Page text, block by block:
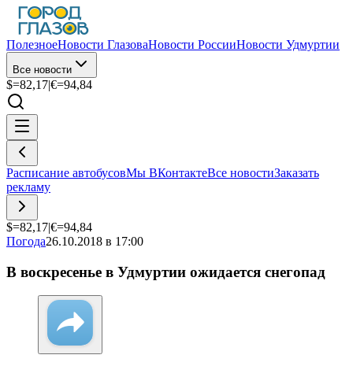
ПолезноеНовости ГлазоваНовости РоссииНовости Удмуртии
Все новости
$=82,17|€=94,84
Расписание автобусовМы ВКонтактеВсе новостиЗаказать
рекламу
$=82,17|€=94,84
Погода26.10.2018 в 17:00
В воскресенье в Удмуртии ожидается снегопад